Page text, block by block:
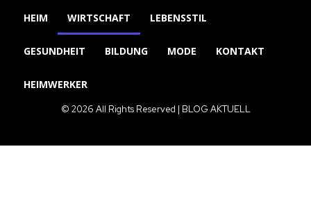
HEIM WIRTSCHAFT LEBENSSTIL
GESUNDHEIT BILDUNG MODE KONTAKT
HEIMWERKER
© 2026 All Rights Reserved | BLOG AKTUELL